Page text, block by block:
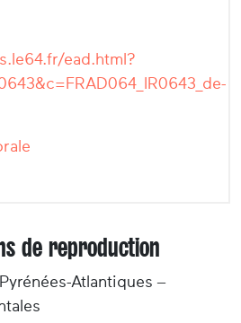
ead.html?
de reproduction
Atlantiques –